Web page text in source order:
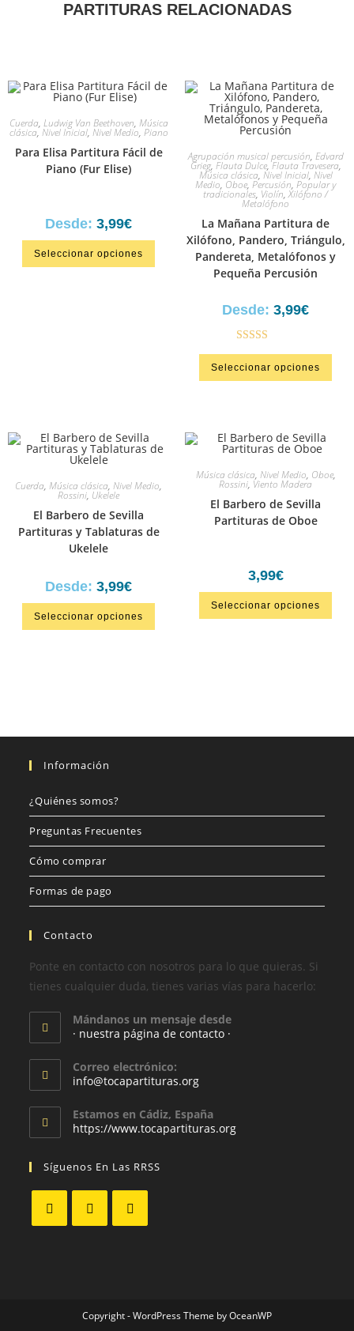
PARTITURAS RELACIONADAS
Cuerda, Ludwig Van Beethoven, Música
clásica,Nivel Inicial, Nivel Medio, Piano
Para Elisa Partitura Fácil de
Piano (Fur Elise)
Desde: 3,99€
Seleccionar opciones
Agrupación musical percusión, Edvard
Grieg, Flauta Dulce,Flauta Travesera,
Música clásica, Nivel Inicial, Nivel
Medio, Oboe, Percusión, Popular y
tradicionales, Violín,Xilófono /
Metalófono
La Mañana Partitura de
Xilófono, Pandero, Triángulo,
Pandereta, Metalófonos y
Pequeña Percusión
Desde: 3,99€
Valorado en
5.00de 5
Seleccionar opciones
Cuerda, Música clásica, Nivel Medio,
Rossini, Ukelele
El Barbero de Sevilla
Partituras y Tablaturas de
Ukelele
Desde: 3,99€
Seleccionar opciones
Música clásica, Nivel Medio, Oboe,
Rossini, Viento Madera
El Barbero de Sevilla
Partituras de Oboe
3,99€
Seleccionar opciones
Información
¿Quiénes somos?
Preguntas Frecuentes
Cómo comprar
Formas de pago
Contacto
Ponte en contacto con nosotros para lo que quieras. Si
tienes cualquier duda, tienes varias vías para hacerlo:
Mándanos un mensaje desde
· nuestra página de contacto ·
Correo electrónico:
info@tocapartituras.org
Estamos en Cádiz, España
https://www.tocapartituras.org
Síguenos En Las RRSS
Copyright - WordPress Theme by OceanWP